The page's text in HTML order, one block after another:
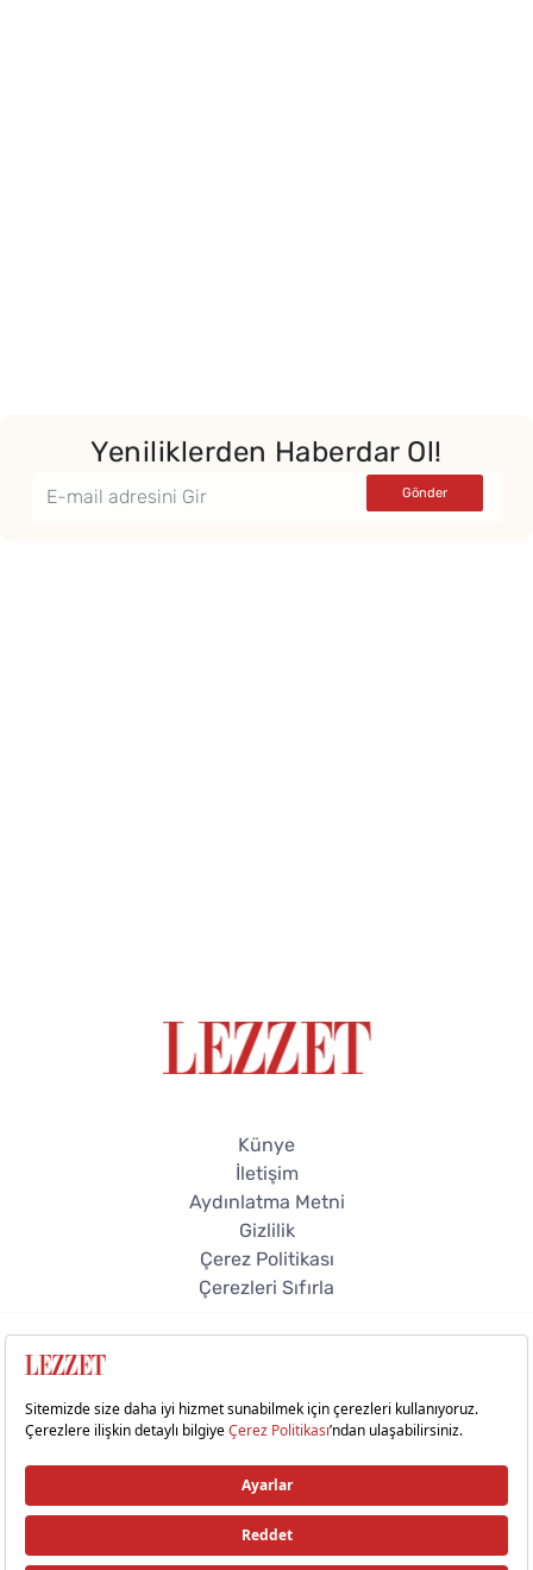
Yeniliklerden Haberdar Ol!
Künye
İletişim
Aydınlatma Metni
Gizlilik
Çerez Politikası
Çerezleri Sıfırla
© 2026 Lezzet Online. Tüm hakları saklıdır.